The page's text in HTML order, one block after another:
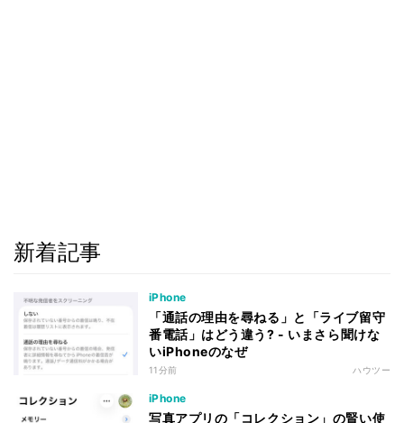
新着記事
iPhone
「通話の理由を尋ねる」と「ライブ留守
番電話」はどう違う? - いまさら聞けな
いiPhoneのなぜ
11分前 ハウツー
iPhone
写真アプリの「コレクション」の賢い使